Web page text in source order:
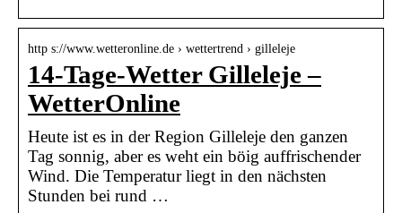
http s://www.wetteronline.de › wettertrend › gilleleje
14-Tage-Wetter Gilleleje –
WetterOnline
Heute ist es in der Region Gilleleje den ganzen
Tag sonnig, aber es weht ein böig auffrischender
Wind. Die Temperatur liegt in den nächsten
Stunden bei rund …